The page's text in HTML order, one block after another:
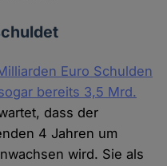
Euro Schulden
bereits 3,5 Mrd.
dass der
4 Jahren um
wird. Sie als